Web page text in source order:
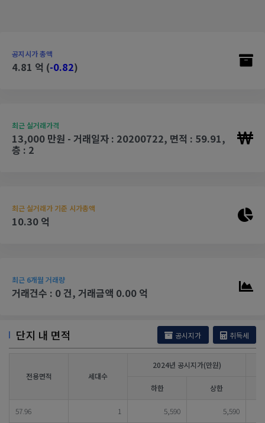
공지시가 총액
4.81 억 (-0.82)
최근 실거래가격
13,000 만원 - 거래일자 : 20200722, 면적 : 59.91,
층 : 2
최근 실거래가 기준 시가총액
10.30 억
최근 6개월 거래량
거래건수 : 0 건, 거래금액 0.00 억
단지 내 면적 공시지가 취득세
전용면적 세대수
2024년 공시지가(만원)
하한 상한
57.96 1 5,590 5,590